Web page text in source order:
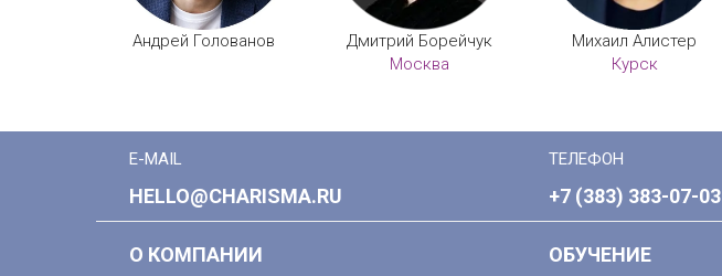
Андрей Голованов
Дмитрий Борейчук
Москва
Михаил Алистер
Курск
E-MAIL
HELLO@CHARISMA.RU
ТЕЛЕФОН
+7 (383) 383-07-03
О КОМПАНИИ ОБУЧЕНИЕ